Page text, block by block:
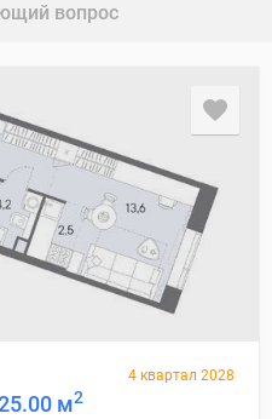
вопрос
4 квартал 2028
м2